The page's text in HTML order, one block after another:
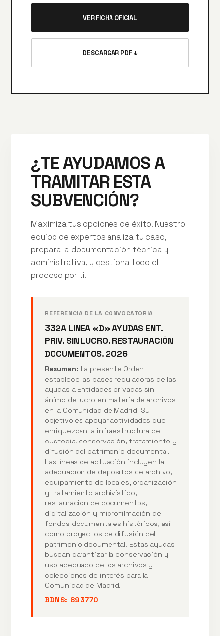
VER FICHA OFICIAL
DESCARGAR PDF ↓
¿TE AYUDAMOS A
TRAMITAR ESTA
SUBVENCIÓN?
Maximiza tus opciones de éxito. Nuestro
equipo de expertos analiza tu caso,
prepara la documentación técnica y
administrativa, y gestiona todo el
proceso por ti.
REFERENCIA DE LA CONVOCATORIA
332A LINEA «D» AYUDAS ENT.
PRIV. SIN LUCRO. RESTAURACIÓN
DOCUMENTOS. 2026
Resumen: La presente Orden
establece las bases reguladoras de las
ayudas a Entidades privadas sin
ánimo de lucro en materia de archivos
en la Comunidad de Madrid. Su
objetivo es apoyar actividades que
enriquezcan la infraestructura de
custodia, conservación, tratamiento y
difusión del patrimonio documental.
Las líneas de actuación incluyen la
adecuación de depósitos de archivo,
equipamiento de locales, organización
y tratamiento archivístico,
restauración de documentos,
digitalización y microfilmación de
fondos documentales históricos, así
como proyectos de difusión del
patrimonio documental. Estas ayudas
buscan garantizar la conservación y
uso adecuado de los archivos y
colecciones de interés para la
Comunidad de Madrid.
BDNS: 893770